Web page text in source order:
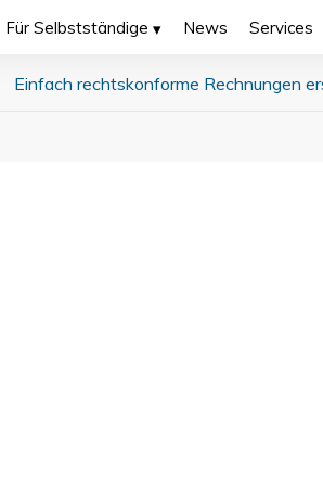
Für Selbstständige News Services
Einfach rechtskonforme Rechnungen